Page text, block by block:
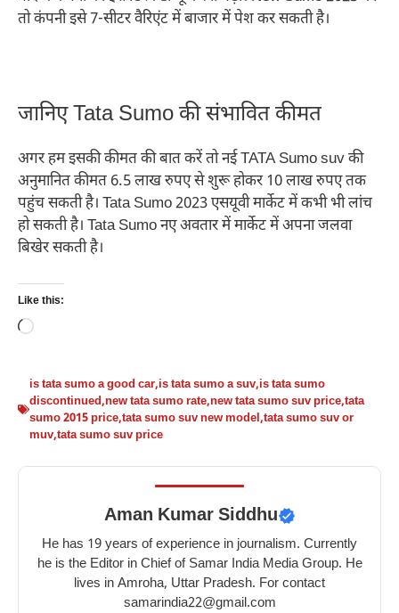
तो कंपनी इसे 7-सीटर वैरिएंट में बाजार में पेश कर सकती है।
जानिए Tata Sumo की संभावित कीमत
अगर हम इसकी कीमत की बात करें तो नई TATA Sumo suv की
अनुमानित कीमत 6.5 लाख रुपए से शुरू होकर 10 लाख रुपए तक
पहुंच सकती है। Tata Sumo 2023 एसयूवी मार्केट में कभी भी लांच
हो सकती है। Tata Sumo नए अवतार में मार्केट में अपना जलवा
बिखेर सकती है।
Like this:
Loading…
is tata sumo a good car,is tata sumo a suv,is tata sumo
discontinued,new tata sumo rate,new tata sumo suv price,tata
sumo 2015 price,tata sumo suv new model,tata sumo suv or
muv,tata sumo suv price
Aman Kumar Siddhu
He has 19 years of experience in journalism. Currently
he is the Editor in Chief of Samar India Media Group. He
lives in Amroha, Uttar Pradesh. For contact
samarindia22@gmail.com